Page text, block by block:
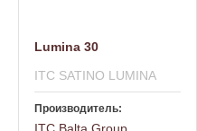
Lumina 30
ITC SATINO LUMINA
Производитель: